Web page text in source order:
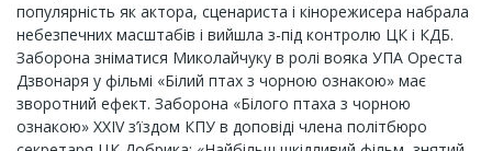
популярність як актора, сценариста і кінорежисера набрала
небезпечних масштабів і вийшла з-під контролю ЦК і КДБ.
Заборона зніматися Миколайчуку в ролі вояка УПА Ореста
Дзвонаря у фільмі «Білий птах з чорною ознакою» має
зворотний ефект. Заборона «Білого птаха з чорною
ознакою» XXIV з’їздом КПУ в доповіді члена політбюро